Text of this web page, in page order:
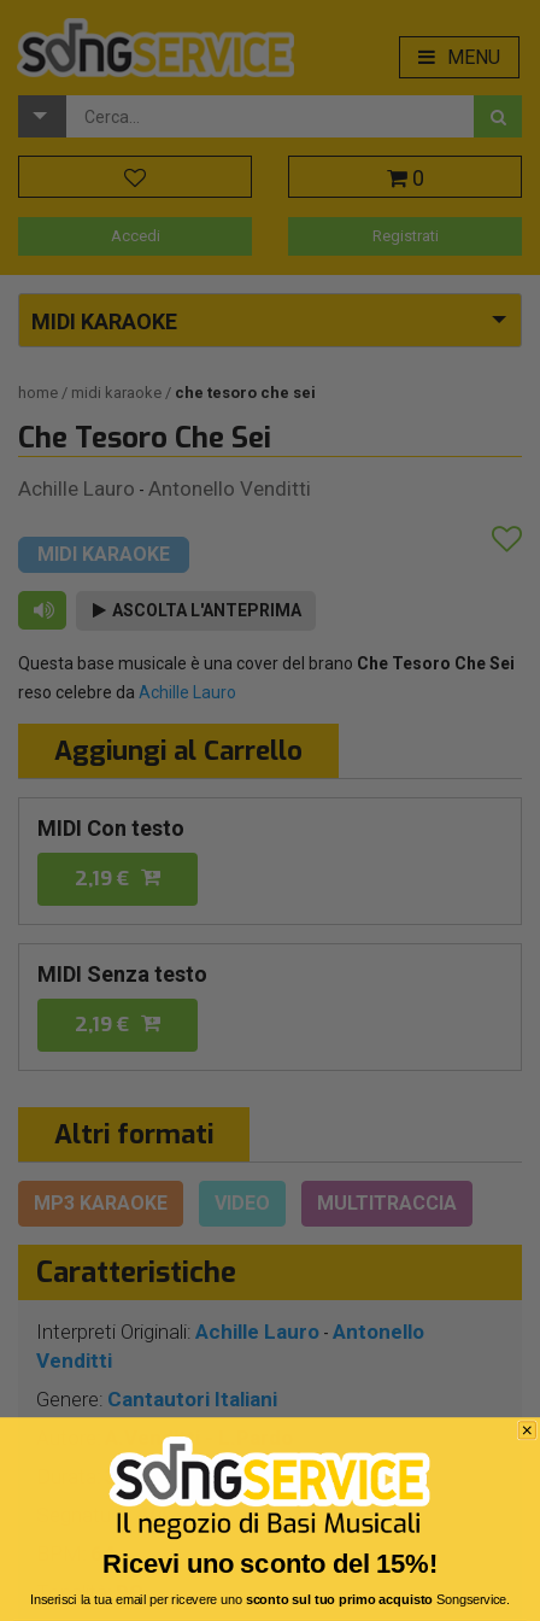
MENU
0
Accedi Registrati
MIDI KARAOKE
home midi karaoke che tesoro che sei
Che Tesoro Che Sei
Achille Lauro - Antonello Venditti
MIDI KARAOKE
ASCOLTA L'ANTEPRIMA
Questa base musicale è una cover del brano Che Tesoro Che Sei
reso celebre da Achille Lauro
Aggiungi al Carrello
MIDI Con testo
2,19 €
MIDI Senza testo
2,19 €
Altri formati
MP3 KARAOKE VIDEO MULTITRACCIA
Caratteristiche
Interpreti Originali: Achille Lauro - Antonello
Venditti
Genere: Cantautori Italiani
A.Venditti - L.Pardo
3 Min 34 Sec
Segnatura:4/4
64
Tonalità: DO
Ricevi uno sconto del 15%!
Inserisci la tua email per ricevere uno sconto sul tuo primo acquistoSongservice.